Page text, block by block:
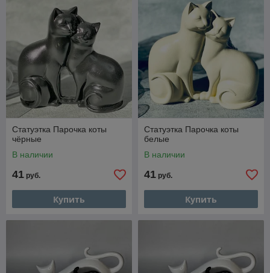
Статуэтка Парочка коты
чёрные
В наличии
41 руб.
Купить
Статуэтка Парочка коты
белые
В наличии
41 руб.
Купить